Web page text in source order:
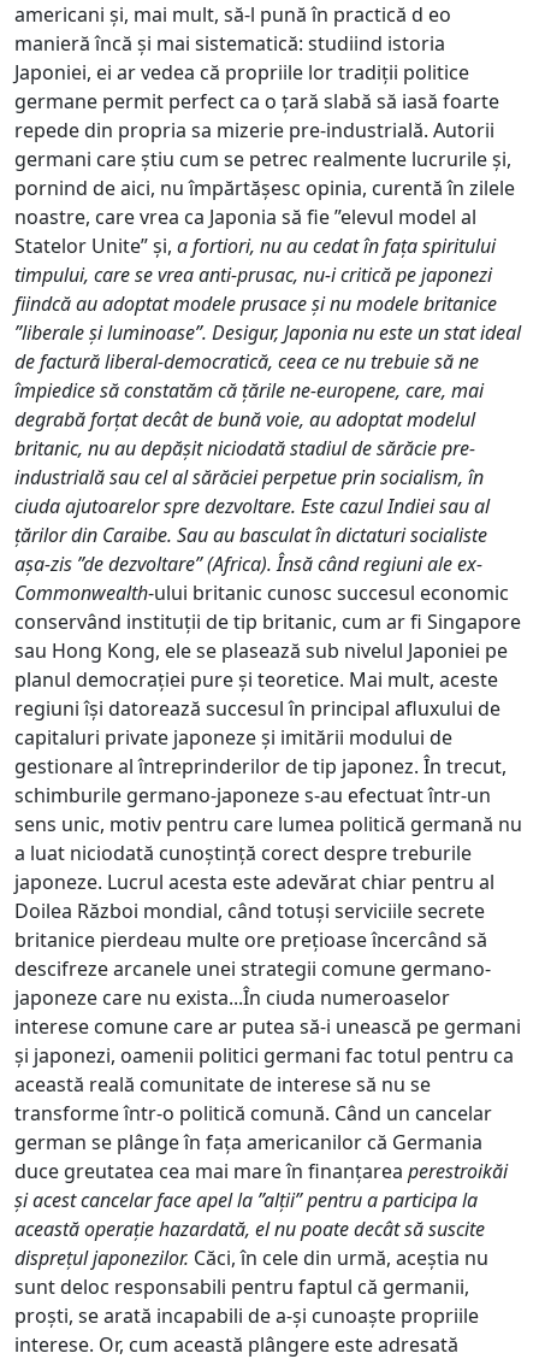
americani și, mai mult, să-l pună în practică d eo
manieră încă și mai sistematică: studiind istoria
Japoniei, ei ar vedea că propriile lor tradiții politice
germane permit perfect ca o țară slabă să iasă foarte
repede din propria sa mizerie pre-industrială. Autorii
germani care știu cum se petrec realmente lucrurile și,
pornind de aici, nu împărtășesc opinia, curentă în zilele
noastre, care vrea ca Japonia să fie ”elevul model al
Statelor Unite” și, a fortiori, nu au cedat în fața spiritului
timpului, care se vrea anti-prusac, nu-i critică pe japonezi
fiindcă au adoptat modele prusace și nu modele britanice
”liberale și luminoase”. Desigur, Japonia nu este un stat ideal
de factură liberal-democratică, ceea ce nu trebuie să ne
împiedice să constatăm că țările ne-europene, care, mai
degrabă forțat decât de bună voie, au adoptat modelul
britanic, nu au depășit niciodată stadiul de sărăcie pre-
industrială sau cel al sărăciei perpetue prin socialism, în
ciuda ajutoarelor spre dezvoltare. Este cazul Indiei sau al
țărilor din Caraibe. Sau au basculat în dictaturi socialiste
așa-zis ”de dezvoltare” (Africa). Însă când regiuni ale ex-
Commonwealth­-ului britanic cunosc succesul economic
conservând instituții de tip britanic, cum ar fi Singapore
sau Hong Kong, ele se plasează sub nivelul Japoniei pe
planul democrației pure și teoretice. Mai mult, aceste
regiuni își datorează succesul în principal afluxului de
capitaluri private japoneze și imitării modului de
gestionare al întreprinderilor de tip japonez. În trecut,
schimburile germano-japoneze s-au efectuat într-un
sens unic, motiv pentru care lumea politică germană nu
a luat niciodată cunoștință corect despre treburile
japoneze. Lucrul acesta este adevărat chiar pentru al
Doilea Război mondial, când totuși serviciile secrete
britanice pierdeau multe ore prețioase încercând să
descifreze arcanele unei strategii comune germano-
japoneze care nu exista...În ciuda numeroaselor
interese comune care ar putea să-i unească pe germani
și japonezi, oamenii politici germani fac totul pentru ca
această reală comunitate de interese să nu se
transforme într-o politică comună. Când un cancelar
german se plânge în fața americanilor că Germania
duce greutatea cea mai mare în finanțarea perestroikăi
și acest cancelar face apel la ”alții” pentru a participa la
această operație hazardată, el nu poate decât să suscite
disprețul japonezilor. Căci, în cele din urmă, aceștia nu
sunt deloc responsabili pentru faptul că germanii,
proști, se arată incapabili de a-și cunoaște propriile
interese. Or, cum această plângere este adresată